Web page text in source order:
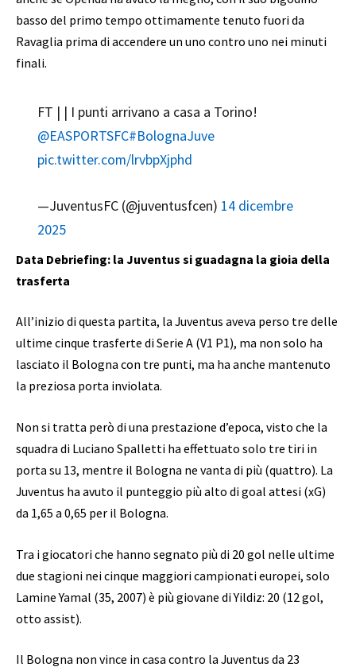
basso del primo tempo ottimamente tenuto fuori da
Ravaglia prima di accendere un uno contro uno nei minuti
finali.
FT | | I punti arrivano a casa a Torino!
@EASPORTSFC#BolognaJuve
pic.twitter.com/lrvbpXjphd
—JuventusFC (@juventusfcen) 14 dicembre
2025
Data Debriefing: la Juventus si guadagna la gioia della
trasferta
All’inizio di questa partita, la Juventus aveva perso tre delle
ultime cinque trasferte di Serie A (V1 P1), ma non solo ha
lasciato il Bologna con tre punti, ma ha anche mantenuto
la preziosa porta inviolata.
Non si tratta però di una prestazione d’epoca, visto che la
squadra di Luciano Spalletti ha effettuato solo tre tiri in
porta su 13, mentre il Bologna ne vanta di più (quattro). La
Juventus ha avuto il punteggio più alto di goal attesi (xG)
da 1,65 a 0,65 per il Bologna.
Tra i giocatori che hanno segnato più di 20 gol nelle ultime
due stagioni nei cinque maggiori campionati europei, solo
Lamine Yamal (35, 2007) è più giovane di Yildiz: 20 (12 gol,
otto assist).
Il Bologna non vince in casa contro la Juventus da 23